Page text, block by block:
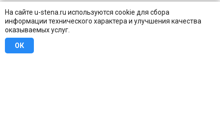
На сайте u-stena.ru используются cookie для сбора
информации технического характера и улучшения качества
оказываемых услуг.
ОК